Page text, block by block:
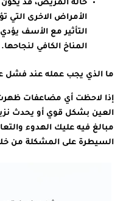
حالة المريض، قد
الأمراض الاخرى التي
التأثير مع الأسف
المناخ الكافي لنجاحها.
ما الذي يجب عمله عند فشل
إذا لاحظت أي مضاعفات
العين بشكل قوي أو يحدث
مبالغ فيه عليك الهدوء
السيطرة على المشكلة من